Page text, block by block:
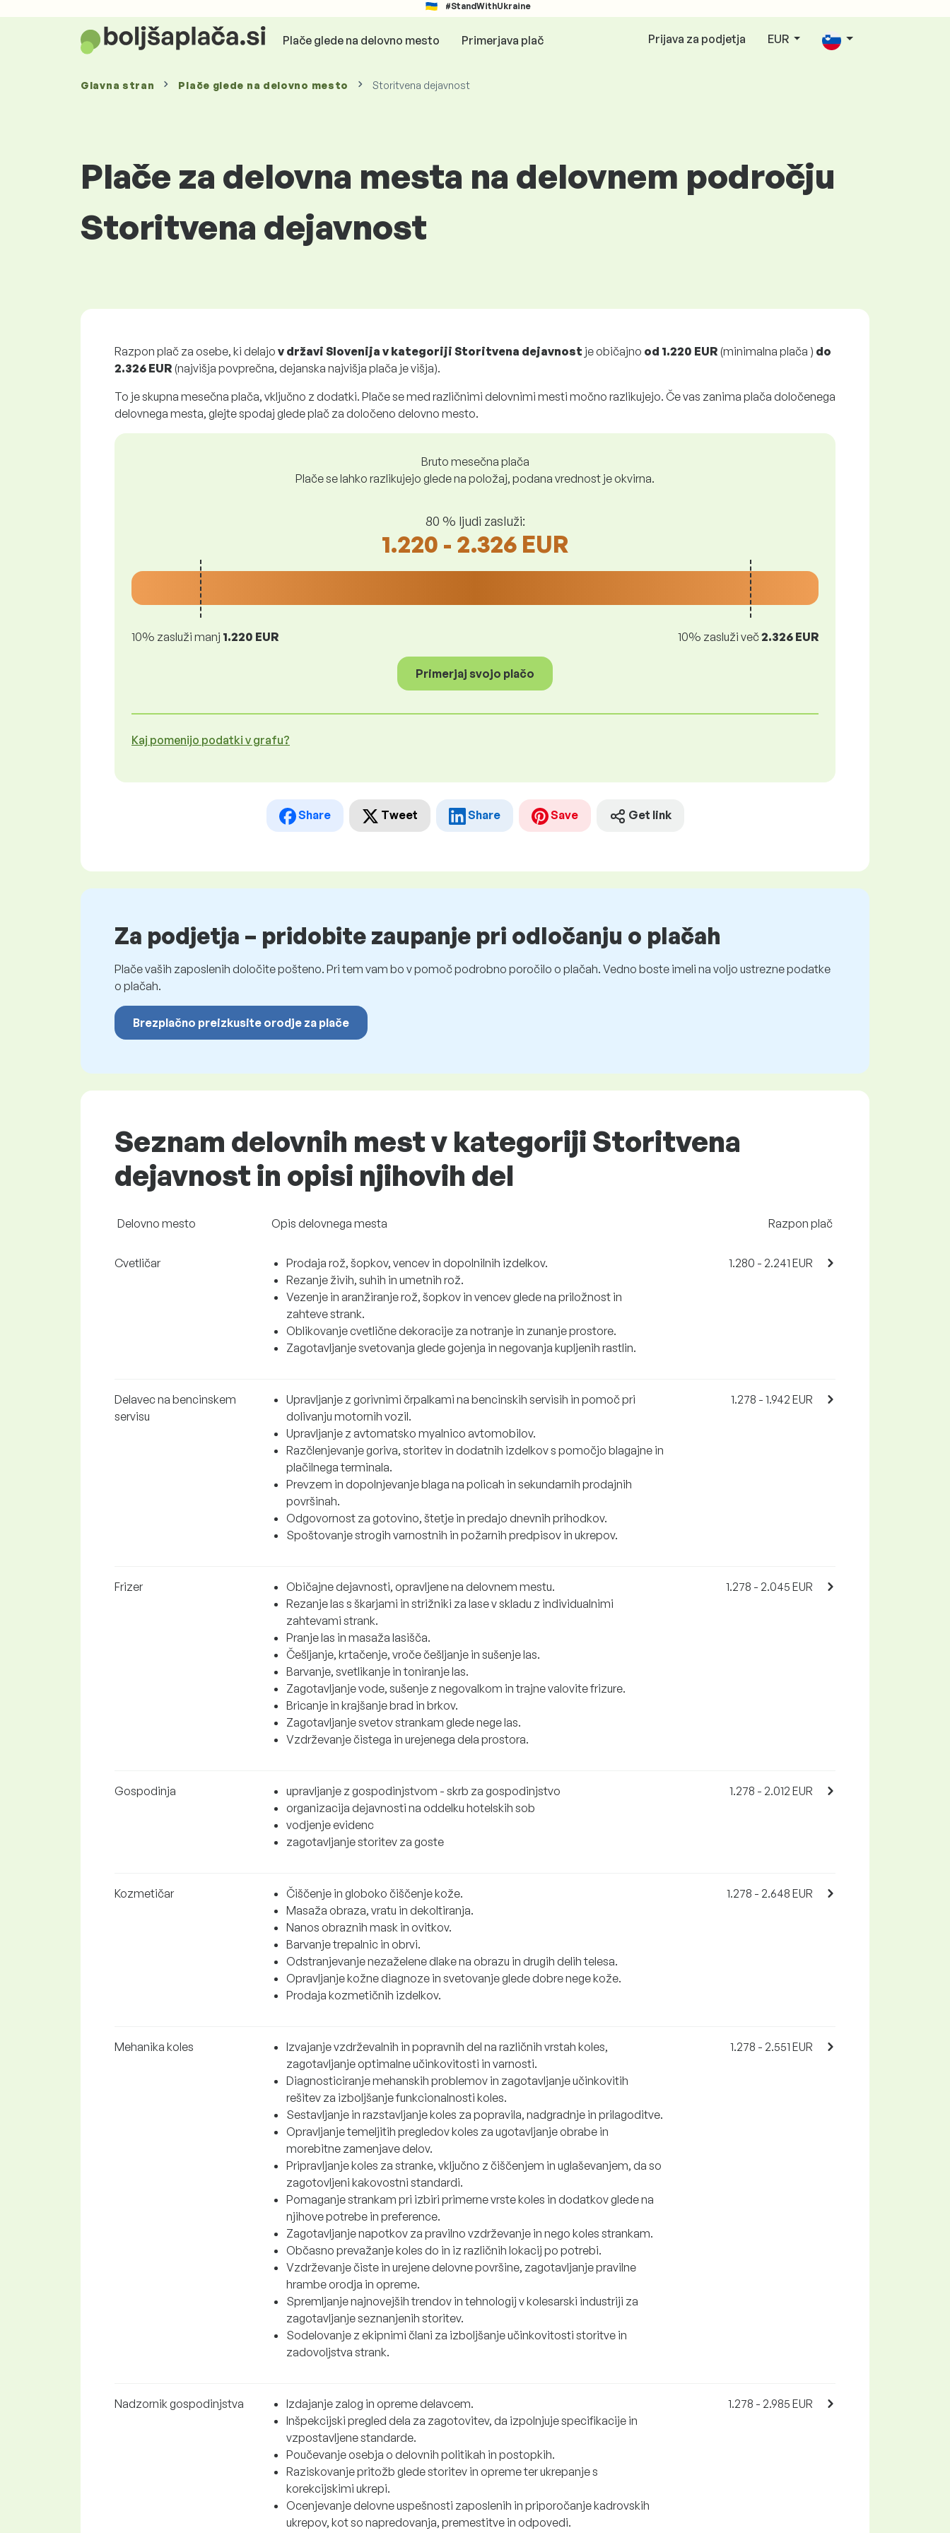
#StandWithUkraine
Plače glede na delovno mesto Primerjava plač Prijava za podjetja EUR
Glavna stran Plače glede na delovno mesto Storitvena dejavnost
Plače za delovna mesta na delovnem področju
Storitvena dejavnost
Razpon plač za osebe, ki delajo v državi Slovenija v kategoriji Storitvena dejavnost je običajno od 1.220 EUR (minimalna plača ) do
2.326 EUR (najvišja povprečna, dejanska najvišja plača je višja).
To je skupna mesečna plača, vključno z dodatki. Plače se med različnimi delovnimi mesti močno razlikujejo. Če vas zanima plača določenega
delovnega mesta, glejte spodaj glede plač za določeno delovno mesto.
Bruto mesečna plača
Plače se lahko razlikujejo glede na položaj, podana vrednost je okvirna.
80 % ljudi zasluži:
1.220 - 2.326 EUR
10% zasluži manj 1.220 EUR 10% zasluži več2.326 EUR
Primerjaj svojo plačo
Kaj pomenijo podatki v grafu?
Share Tweet Share Save Get link
Za podjetja – pridobite zaupanje pri odločanju o plačah
Plače vaših zaposlenih določite pošteno. Pri tem vam bo v pomoč podrobno poročilo o plačah. Vedno boste imeli na voljo ustrezne podatke
o plačah.
Brezplačno preizkusite orodje za plače
Seznam delovnih mest v kategoriji Storitvena
dejavnost in opisi njihovih del
Delovno mesto Opis delovnega mesta Razpon plač
Cvetličar
Prodaja rož, šopkov, vencev in dopolnilnih izdelkov.
Rezanje živih, suhih in umetnih rož.
Vezenje in aranžiranje rož, šopkov in vencev glede na priložnost in
zahteve strank.
Oblikovanje cvetlične dekoracije za notranje in zunanje prostore.
Zagotavljanje svetovanja glede gojenja in negovanja kupljenih rastlin.
1.280 - 2.241 EUR
Delavec na bencinskem
servisu
Upravljanje z gorivnimi črpalkami na bencinskih servisih in pomoč pri
dolivanju motornih vozil.
Upravljanje z avtomatsko myalnico avtomobilov.
Razčlenjevanje goriva, storitev in dodatnih izdelkov s pomočjo blagajne in
plačilnega terminala.
Prevzem in dopolnjevanje blaga na policah in sekundarnih prodajnih
površinah.
Odgovornost za gotovino, štetje in predajo dnevnih prihodkov.
Spoštovanje strogih varnostnih in požarnih predpisov in ukrepov.
1.278 - 1.942 EUR
Frizer
Običajne dejavnosti, opravljene na delovnem mestu.
Rezanje las s škarjami in strižniki za lase v skladu z individualnimi
zahtevami strank.
Pranje las in masaža lasišča.
Češljanje, krtačenje, vroče češljanje in sušenje las.
Barvanje, svetlikanje in toniranje las.
Zagotavljanje vode, sušenje z negovalkom in trajne valovite frizure.
Bricanje in krajšanje brad in brkov.
Zagotavljanje svetov strankam glede nege las.
Vzdrževanje čistega in urejenega dela prostora.
1.278 - 2.045 EUR
Gospodinja
upravljanje z gospodinjstvom - skrb za gospodinjstvo
organizacija dejavnosti na oddelku hotelskih sob
vodjenje evidenc
zagotavljanje storitev za goste
1.278 - 2.012 EUR
Kozmetičar
Čiščenje in globoko čiščenje kože.
Masaža obraza, vratu in dekoltiranja.
Nanos obraznih mask in ovitkov.
Barvanje trepalnic in obrvi.
Odstranjevanje nezaželene dlake na obrazu in drugih delih telesa.
Opravljanje kožne diagnoze in svetovanje glede dobre nege kože.
Prodaja kozmetičnih izdelkov.
1.278 - 2.648 EUR
Mehanika koles
Izvajanje vzdrževalnih in popravnih del na različnih vrstah koles,
zagotavljanje optimalne učinkovitosti in varnosti.
Diagnosticiranje mehanskih problemov in zagotavljanje učinkovitih
rešitev za izboljšanje funkcionalnosti koles.
Sestavljanje in razstavljanje koles za popravila, nadgradnje in prilagoditve.
Opravljanje temeljitih pregledov koles za ugotavljanje obrabe in
morebitne zamenjave delov.
Pripravljanje koles za stranke, vključno z čiščenjem in uglaševanjem, da so
zagotovljeni kakovostni standardi.
Pomaganje strankam pri izbiri primerne vrste koles in dodatkov glede na
njihove potrebe in preference.
Zagotavljanje napotkov za pravilno vzdrževanje in nego koles strankam.
Občasno prevažanje koles do in iz različnih lokacij po potrebi.
Vzdrževanje čiste in urejene delovne površine, zagotavljanje pravilne
hrambe orodja in opreme.
Spremljanje najnovejših trendov in tehnologij v kolesarski industriji za
zagotavljanje seznanjenih storitev.
Sodelovanje z ekipnimi člani za izboljšanje učinkovitosti storitve in
zadovoljstva strank.
1.278 - 2.551 EUR
Nadzornik gospodinjstva
Izdajanje zalog in opreme delavcem.
Inšpekcijski pregled dela za zagotovitev, da izpolnjuje specifikacije in
vzpostavljene standarde.
Poučevanje osebja o delovnih politikah in postopkih.
Raziskovanje pritožb glede storitev in opreme ter ukrepanje s
korekcijskimi ukrepi.
Ocenjevanje delovne uspešnosti zaposlenih in priporočanje kadrovskih
ukrepov, kot so napredovanja, premestitve in odpovedi.
1.278 - 2.985 EUR